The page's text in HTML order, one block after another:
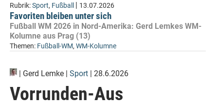
Rubrik:Sport, Fußball | 13.07.2026
Favoriten bleiben unter sich
Fußball WM 2026 in Nord-Amerika: Gerd Lemkes WM-
Kolumne aus Prag (13)
Themen: Fußball-WM, WM-Kolumne
| Gerd Lemke | Sport | 28.6.2026
Vorrunden-Aus